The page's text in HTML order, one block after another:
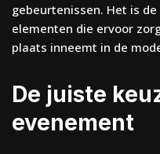
gebeurtenissen. Het is
elementen die ervoor
plaats inneemt in de
De juiste
evenement